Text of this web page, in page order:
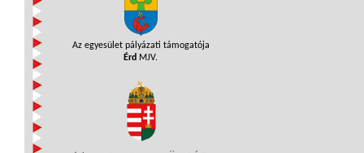
Az egyesület pályázati támogatója
Érd MJV.